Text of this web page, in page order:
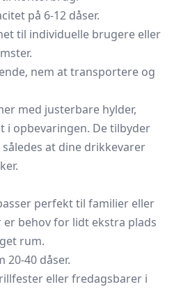
på 6-12 dåser.
til individuelle brugere eller
nem at transportere og
med justerbare hylder,
i opbevaringen. De tilbyder
at dine drikkevarer
perfekt til familier eller
behov for lidt ekstra plads
rum.
20-40 dåser.
eller fredagsbarer i